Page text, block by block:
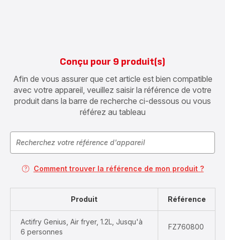
Conçu pour 9 produit(s)
Afin de vous assurer que cet article est bien compatible
avec votre appareil, veuillez saisir la référence de votre
produit dans la barre de recherche ci-dessous ou vous
référez au tableau
Comment trouver la référence de mon produit ?
Produit Référence
Actifry Genius, Air fryer, 1.2L, Jusqu'à
6 personnes
FZ760800